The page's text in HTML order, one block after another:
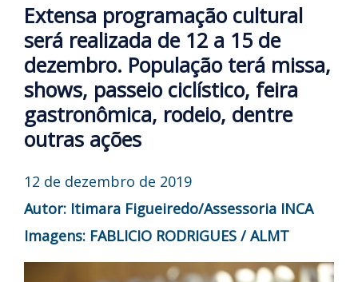
Extensa programação cultural
será realizada de 12 a 15 de
dezembro. População terá missa,
shows, passeio ciclístico, feira
gastronômica, rodeio, dentre
outras ações
12 de dezembro de 2019
Autor: Itimara Figueiredo/Assessoria INCA
Imagens: FABLICIO RODRIGUES / ALMT